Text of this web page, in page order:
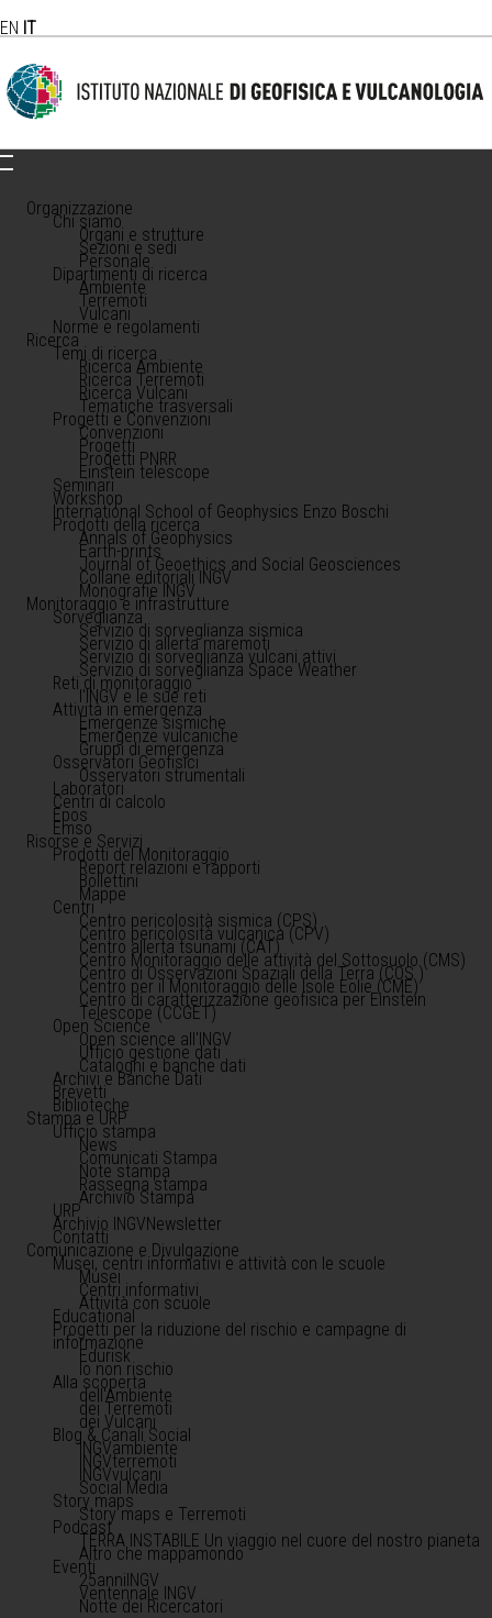
EN IT
Organizzazione
Chi siamo
Organi e strutture
Sezioni e sedi
Personale
Dipartimenti di ricerca
Ambiente
Terremoti
Vulcani
Norme e regolamenti
Ricerca
Temi di ricerca
Ricerca Ambiente
Ricerca Terremoti
Ricerca Vulcani
Tematiche trasversali
Progetti e Convenzioni
Convenzioni
Progetti
Progetti PNRR
Einstein telescope
Seminari
Workshop
International School of Geophysics Enzo Boschi
Prodotti della ricerca
Annals of Geophysics
Earth-prints
Journal of Geoethics and Social Geosciences
Collane editoriali INGV
Monografie INGV
Monitoraggio e infrastrutture
Sorveglianza
Servizio di sorveglianza sismica
Servizio di allerta maremoti
Servizio di sorveglianza vulcani attivi
Servizio di sorveglianza Space Weather
Reti di monitoraggio
l'INGV e le sue reti
Attività in emergenza
Emergenze sismiche
Emergenze vulcaniche
Gruppi di emergenza
Osservatori Geofisici
Osservatori strumentali
Laboratori
Centri di calcolo
Epos
Emso
Risorse e Servizi
Prodotti del Monitoraggio
Report relazioni e rapporti
Bollettini
Mappe
Centri
Centro pericolosità sismica (CPS)
Centro pericolosità vulcanica (CPV)
Centro allerta tsunami (CAT)
Centro Monitoraggio delle attività del Sottosuolo (CMS)
Centro di Osservazioni Spaziali della Terra (COS )
Centro per il Monitoraggio delle Isole Eolie (CME)
Centro di caratterizzazione geofisica per Einstein
Telescope (CCGET)
Open Science
Open science all'INGV
Ufficio gestione dati
Cataloghi e banche dati
Archivi e Banche Dati
Brevetti
Biblioteche
Stampa e URP
Ufficio stampa
News
Comunicati Stampa
Note stampa
Rassegna stampa
Archivio Stampa
URP
Archivio INGVNewsletter
Contatti
Comunicazione e Divulgazione
Musei, centri informativi e attività con le scuole
Musei
Centri informativi
Attività con scuole
Educational
Progetti per la riduzione del rischio e campagne di
informazione
Edurisk
Io non rischio
Alla scoperta
dell'Ambiente
dei Terremoti
dei Vulcani
Blog & Canali Social
INGVambiente
INGVterremoti
INGVvulcani
Social Media
Story maps
Story maps e Terremoti
Podcast
TERRA INSTABILE Un viaggio nel cuore del nostro pianeta
Altro che mappamondo
Eventi
25anniINGV
Ventennale INGV
Notte dei Ricercatori